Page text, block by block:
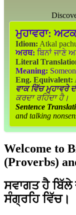
ਮੁਹਾਵਰਾ:
Idiom: Atkal
ਅਰਥ: ਬਿਨਾਂ ਜਾਣੇ
Literal
Meaning:
Eng. Equivalent:
ਵਾਕ ਵਿੱਚ ਮੁਹਾਵਰੇ
ਕਰਦਾ ਰਹਿੰਦਾ ਹੈ।
Sentence
and talking
Welcome to
(Proverbs)
ਸਵਾਗਤ ਹੈ
ਸੰਗ੍ਰਹਿ ਵਿੱਚ।